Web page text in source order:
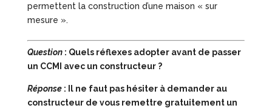
permettent la construction d’une maison « sur
mesure ».
Question: Quels réflexes adopter avant de passer
un CCMI avec un constructeur ?
Réponse: Il ne faut pas hésiter à demander au
constructeur de vous remettre gratuitement un